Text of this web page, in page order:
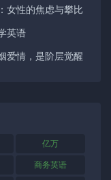
女性的焦虑与攀比
英语
爱情，是阶层觉醒
亿万
商务英语